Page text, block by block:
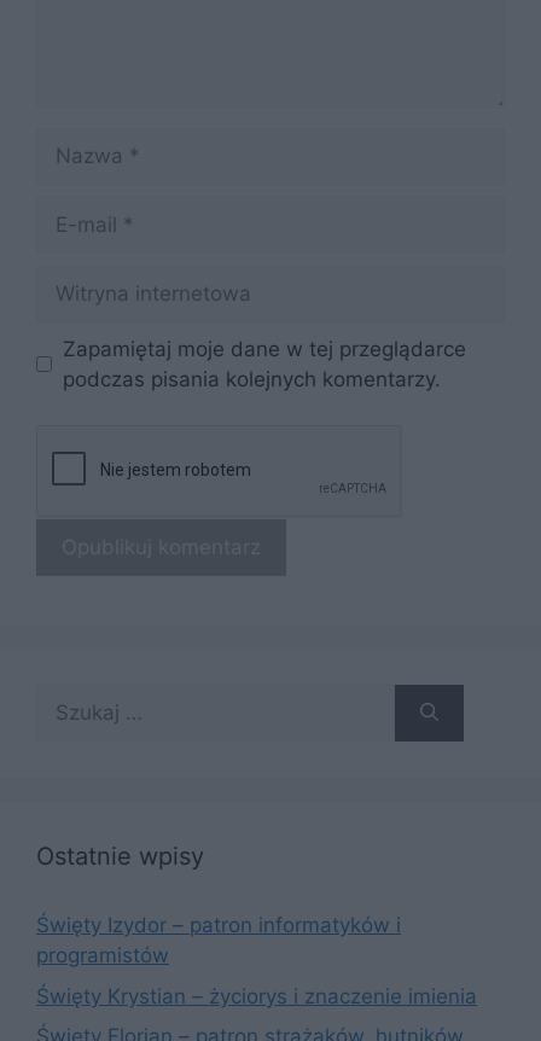
mail
internetowa
Zapamiętaj moje dane w tej przeglądarce
podczas pisania kolejnych komentarzy.
Ostatnie wpisy
Święty Izydor – patron informatyków i
programistów
Święty Krystian – życiorys i znaczenie imienia
Święty Florian – patron strażaków, hutników,